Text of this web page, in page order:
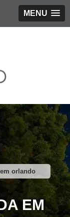
MENU
orlando
EM